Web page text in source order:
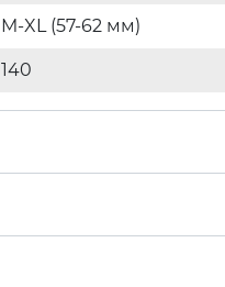
M-XL (57-62 мм)
140